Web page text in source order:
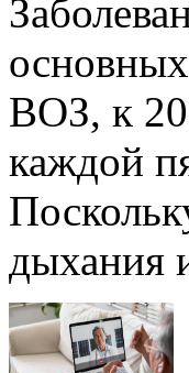
ВОЗ, к
каждой
дыхания